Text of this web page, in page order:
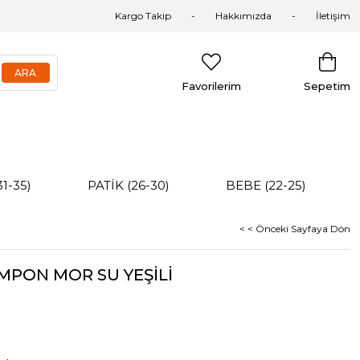
Kargo Takip Hakkımızda İletişim
Sepetim
Favorilerim
35) PATİK (26-30) BEBE (22-25)
< < Önceki Sayfaya Dön
MOR SU YEŞİLİ